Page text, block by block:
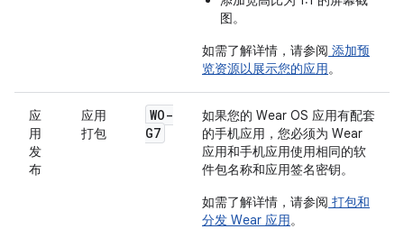
图。
如需了解详情，请参阅 添加预
览资源以展示您的应用。
应
用
发
布
应用
打包
WO-
G7
如果您的 Wear OS 应用有配套
的手机应用，您必须为 Wear
应用和手机应用使用相同的软
件包名称和应用签名密钥。
如需了解详情，请参阅 打包和
分发 Wear 应用。